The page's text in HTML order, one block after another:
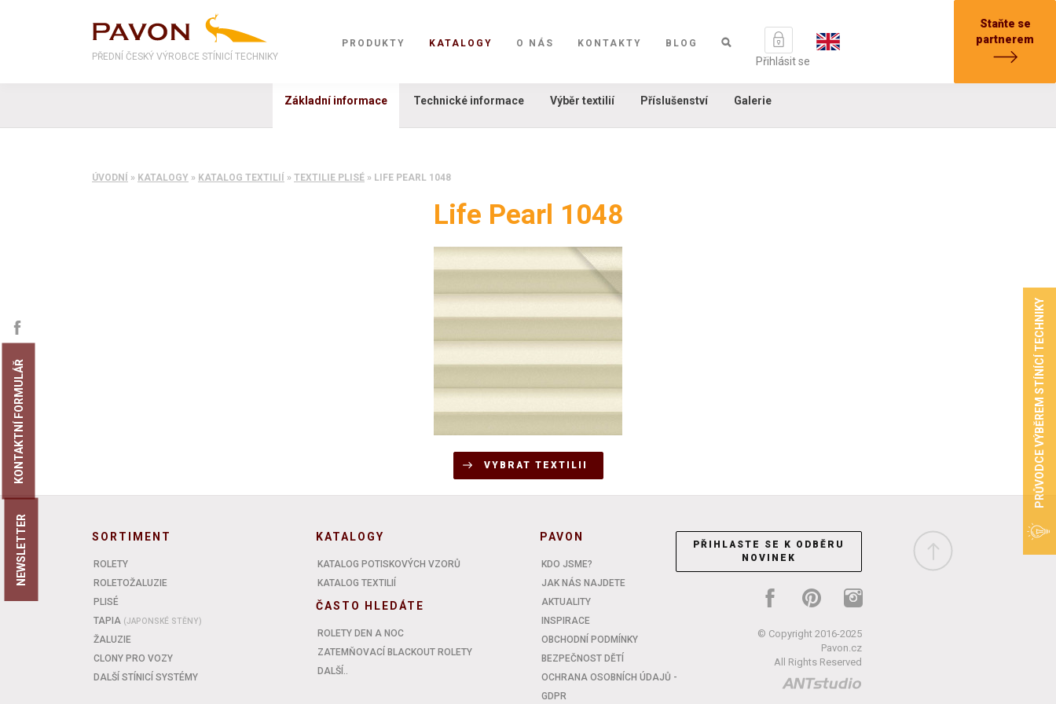
Staňte se
partnerem
PŘEDNÍ ČESKÝ VÝROBCE STÍNICÍ TECHNIKY
PRODUKTY KATALOGY O NÁS KONTAKTY BLOG
Přihlásit se
Základní informace Technické informace Výběr textilií Příslušenství Galerie
ÚVODNÍ » KATALOGY » KATALOG TEXTILIÍ » TEXTILIE PLISÉ » LIFE PEARL 1048
Life Pearl 1048
VYBRAT TEXTILII
SORTIMENT
ROLETY
ROLETOŽALUZIE
PLISÉ
TAPIA (JAPONSKÉ STĚNY)
ŽALUZIE
CLONY PRO VOZY
DALŠÍ STÍNICÍ SYSTÉMY
KATALOGY
KATALOG POTISKOVÝCH VZORŮ
KATALOG TEXTILIÍ
ČASTO HLEDÁTE
ROLETY DEN A NOC
ZATEMŇOVACÍ BLACKOUT ROLETY
DALŠÍ..
PAVON
KDO JSME?
JAK NÁS NAJDETE
AKTUALITY
INSPIRACE
OBCHODNÍ PODMÍNKY
BEZPEČNOST DĚTÍ
OCHRANA OSOBNÍCH ÚDAJŮ -
GDPR
PŘIHLASTE SE K ODBĚRU
NOVINEK
© Copyright 2016-2025
Pavon.cz
All Rights Reserved
KONTAKTNÍ FORMULÁŘ
NEWSLETTER
PRŮVODCE VÝBĚREM STÍNÍCÍ TECHNIKY